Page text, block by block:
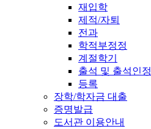
재입학
제적/자퇴
전과
학적부정정
계절학기
출석 및 출석인정
등록
장학/학자금 대출
증명발급
도서관 이용안내